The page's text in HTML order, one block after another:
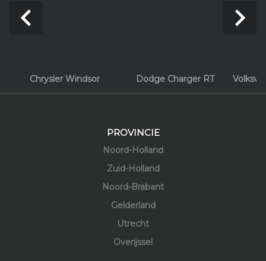
Chrysler Windsor Dodge Charger RT
navigate_before navigate_next
PROVINCIE
Noord-Holland
Zuid-Holland
Noord-Brabant
Gelderland
Utrecht
Overijssel